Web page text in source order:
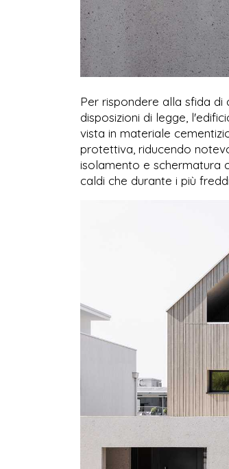
Per rispondere alla sfida
disposizioni di legge,
vista in materiale
protettiva, riducendo
isolamento e schermatura
caldi che durante i più freddi